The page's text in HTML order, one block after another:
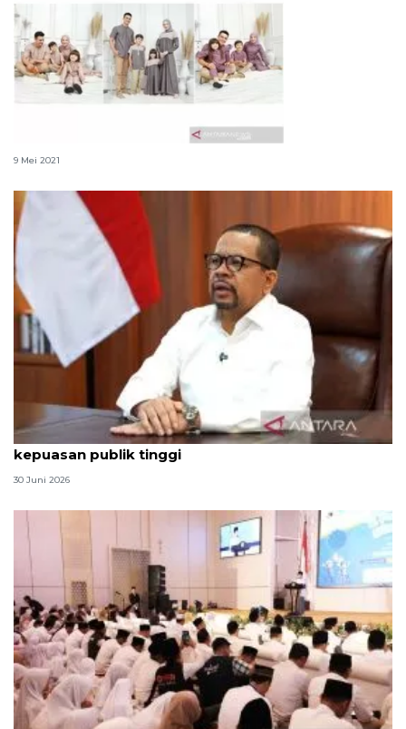
Opsi busana Lebaran untuk keluarga
9 Mei 2021
Qodari: Pemerintah tak puas diri meski tingkat
kepuasan publik tinggi
30 Juni 2026